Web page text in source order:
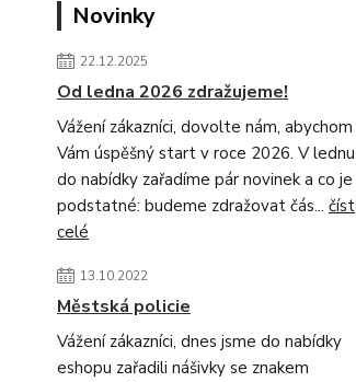
Novinky
22.12.2025
Od ledna 2026 zdražujeme!
Vážení zákazníci, dovolte nám, abychom
Vám úspěšný start v roce 2026. V lednu
do nabídky zařadíme pár novinek a co je
podstatné: budeme zdražovat čás... číst
celé
13.10.2022
Městská policie
Vážení zákazníci, dnes jsme do nabídky
eshopu zařadili nášivky se znakem